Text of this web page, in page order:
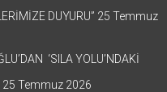
DUYURU” 25 Temmuz
‘SILA YOLU’NDAKİ
25 Temmuz 2026